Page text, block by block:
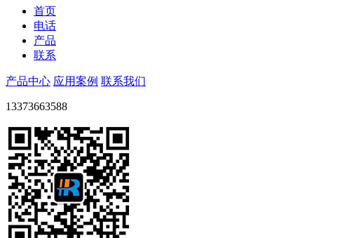
首页
电话
产品
联系
产品中心 应用案例 联系我们
13373663588